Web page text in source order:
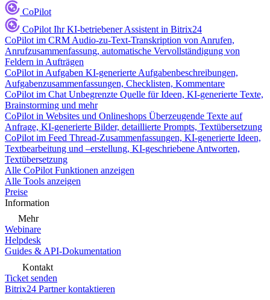
CoPilot
CoPilot Ihr KI-betriebener Assistent in Bitrix24
CoPilot im CRM Audio-zu-Text-Transkription von Anrufen,
Anrufzusammenfassung, automatische Vervollständigung von
Feldern in Aufträgen
CoPilot in Aufgaben KI-generierte Aufgabenbeschreibungen,
Aufgabenzusammenfassungen, Checklisten, Kommentare
CoPilot im Chat Unbegrenzte Quelle für Ideen, KI-generierte Texte,
Brainstorming und mehr
CoPilot in Websites und Onlineshops Überzeugende Texte auf
Anfrage, KI-generierte Bilder, detaillierte Prompts, Textübersetzung
CoPilot im Feed Thread-Zusammenfassungen, KI-generierte Ideen,
Textbearbeitung und –erstellung, KI-geschriebene Antworten,
Textübersetzung
Alle CoPilot Funktionen anzeigen
Alle Tools anzeigen
Preise
Information
Mehr
Webinare
Helpdesk
Guides & API-Dokumentation
Kontakt
Ticket senden
Bitrix24 Partner kontaktieren